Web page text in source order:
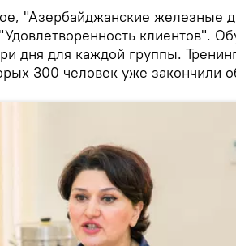
"Азербайджанские железные
клиентов".
дня для каждой группы.
300 человек уже закончили